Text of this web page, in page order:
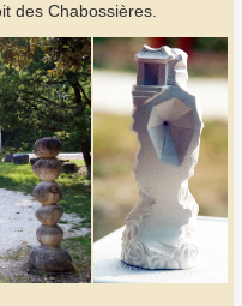
des Chabossières.